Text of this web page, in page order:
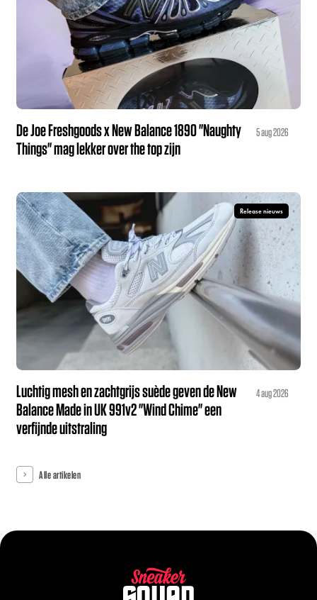
De Joe Freshgoods x New Balance 1890 "Naughty
Things" mag lekker over the top zijn
5 aug 2026
Release nieuws
Luchtig mesh en zachtgrijs suède geven de New
Balance Made in UK 991v2 "Wind Chime" een
verfijnde uitstraling
4 aug 2026
Alle artikelen